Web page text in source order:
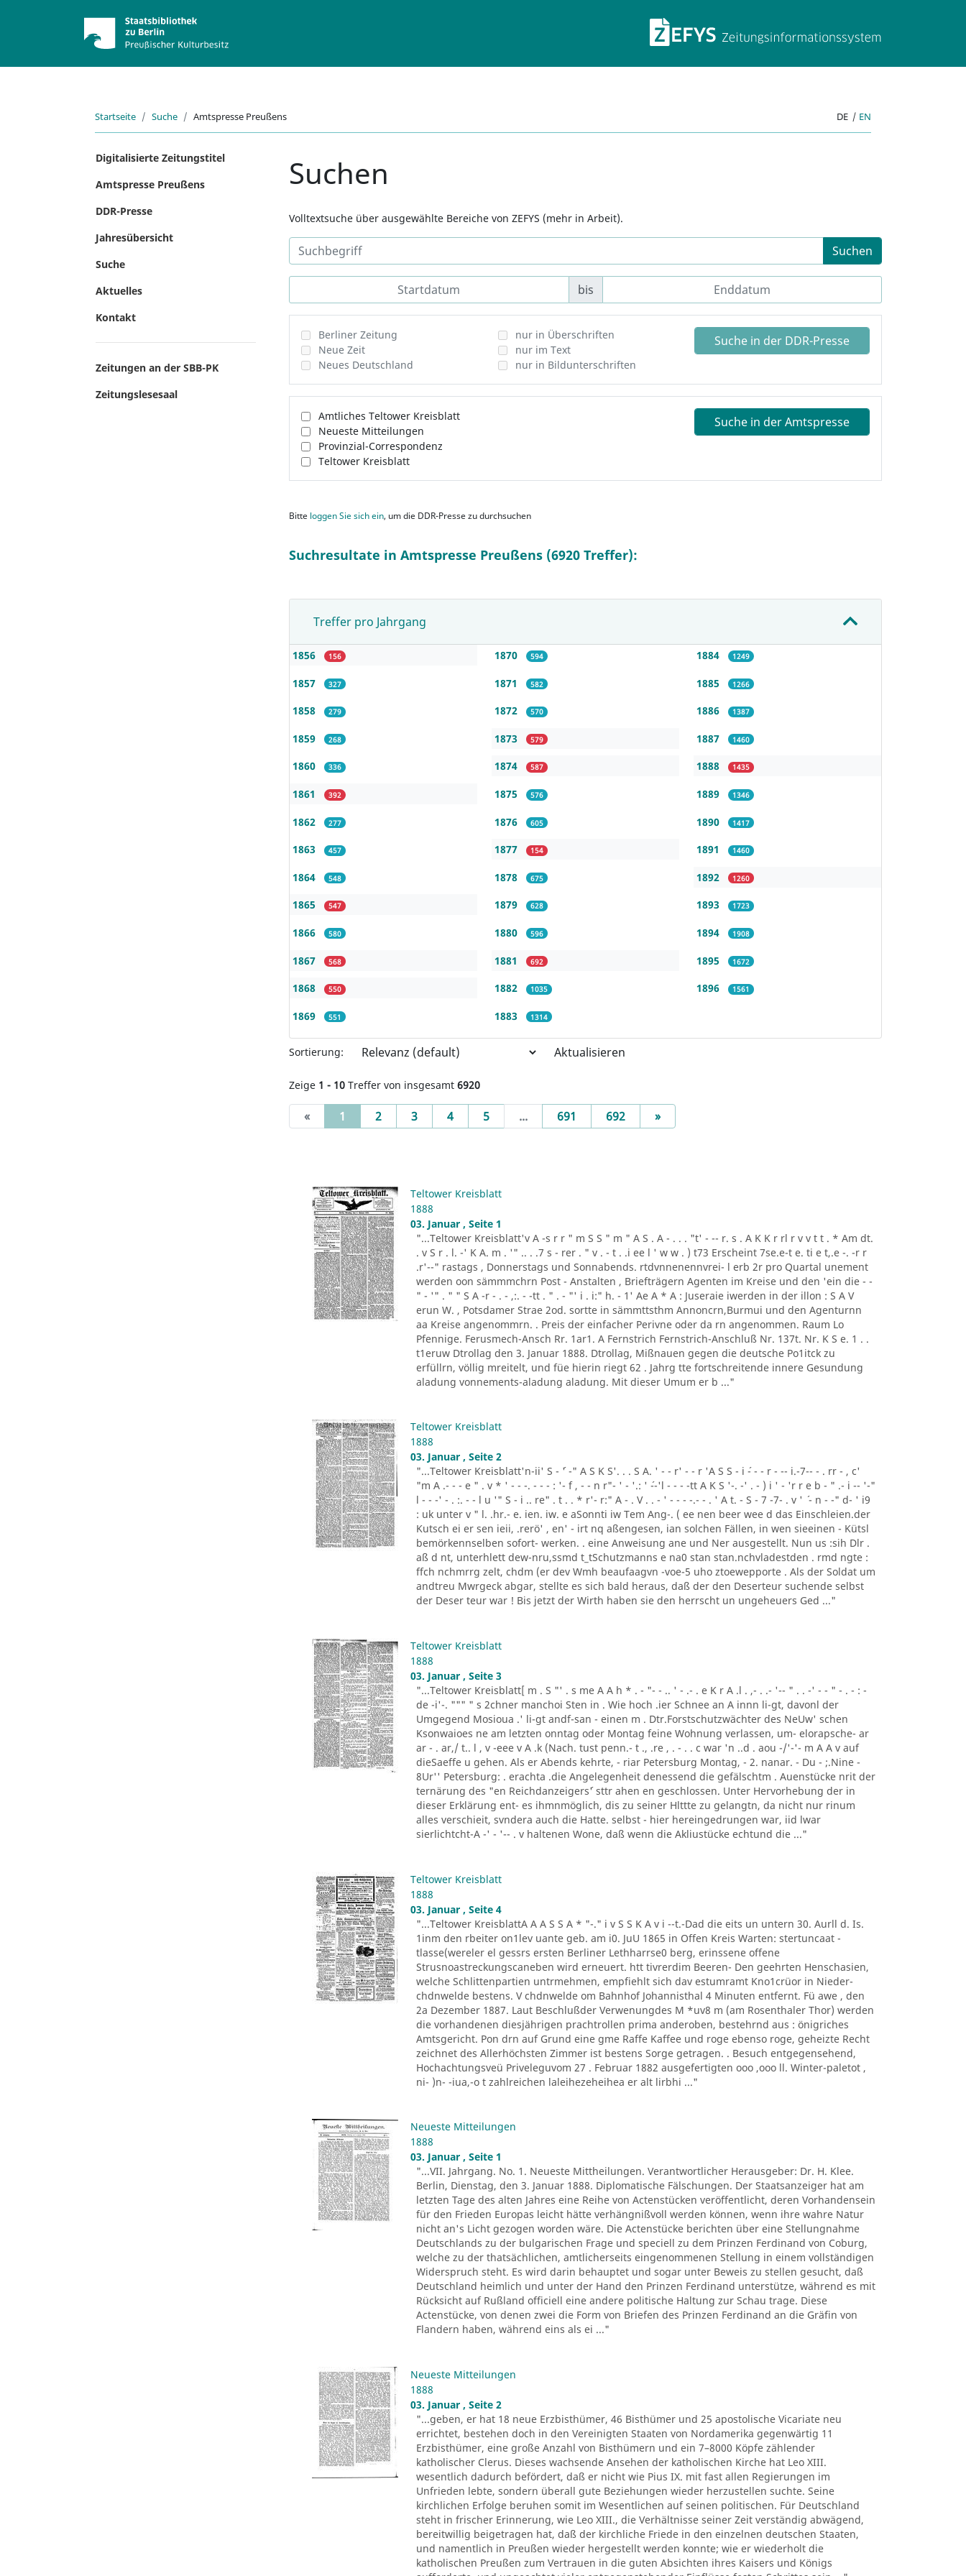
ZEFYS
Startseite Suche Amtspresse Preußens DE | EN
Digitalisierte Zeitungstitel
Amtspresse Preußens
DDR-Presse
Jahresübersicht
Suche
Aktuelles
Kontakt
Zeitungen an der SBB-PK
Zeitungslesesaal
Suchen
Volltextsuche über ausgewählte Bereiche von ZEFYS (mehr in Arbeit).
Suchen
bis
Berliner Zeitung
Neue Zeit
Neues Deutschland
nur in Überschriften
nur im Text
nur in Bildunterschriften
Suche in der DDR-Presse
Amtliches Teltower Kreisblatt
Neueste Mitteilungen
Provinzial-Correspondenz
Teltower Kreisblatt
Suche in der Amtspresse
Bitte loggen Sie sich ein, um die DDR-Presse zu durchsuchen
Suchresultate in Amtspresse Preußens (6920 Treffer):
Treffer pro Jahrgang
1856 156
1857 327
1858 279
1859 268
1860 336
1861 392
1862 277
1863 457
1864 548
1865 547
1866 580
1867 568
1868 550
1869 551
1870 594
1871 582
1872 570
1873 579
1874 587
1875 576
1876 605
1877 154
1878 675
1879 628
1880 596
1881 692
1882 1035
1883 1314
1884 1249
1885 1266
1886 1387
1887 1460
1888 1435
1889 1346
1890 1417
1891 1460
1892 1260
1893 1723
1894 1908
1895 1672
1896 1561
Sortierung: Aktualisieren
Zeige 1 - 10 Treffer von insgesamt 6920
« 1 (current)
2 3 4 5 ... 691 692 »Next
Teltower Kreisblatt
1888
03. Januar , Seite 1
"...Teltower Kreisblatt'v A -s r r " m S S " m " A S . A - . . . "t' - -- r. s . A K K r rl r v v t t . * Am dt.
. v S r . l. -' K A. m . '" .. . .7 s - rer . " v . - t . .i ee l ' w w . ) t73 Erscheint 7se.e-t e. ti e t,.e -. -r r
.r'--" rastags , Donnerstags und Sonnabends. rtdvnnenennvrei- l erb 2r pro Quartal unement
werden oon sämmmchrn Post - Anstalten , Briefträgern Agenten im Kreise und den 'ein die - -
" - '" . " " S A -r - . - ,:. - -tt . " . - "' i . i:" h. - 1' Ae A * A : Juseraie iwerden in der illon : S A V
erun W. , Potsdamer Strae 2od. sortte in sämmttsthm Annoncrn,Burmui und den Agenturnn
aa Kreise angenommrn. . Preis der einfacher Perivne oder da rn angenommen. Raum Lo
Pfennige. Ferusmech-Ansch Rr. 1ar1. A Fernstrich Fernstrich-Anschluß Nr. 137t. Nr. K S e. 1 . .
t1eruw Dtrollag den 3. Januar 1888. Dtrollag, Mißnauen gegen die deutsche Po1itck zu
erfüllrn, völlig mreitelt, und füe hierin riegt 62 . Jahrg tte fortschreitende innere Gesundung
aladung vonnements-aladung aladung. Mit dieser Umum er b ..."
Teltower Kreisblatt
1888
03. Januar , Seite 2
"...Teltower Kreisblatt'n-ii' S - ´' -" A S K S'. . . S A. ' - - r' - - r 'A S S - i ´- - - r - -- i.-7-- - . rr - , c'
"m A .- - - e " . v * ' - - -. - - - : '- f , - - n r"- ' - '.: ' ´--'l - - - -tt A K S '-. -' . - ) i ' - 'r r e b - " .- i -- '-"
l - - -' - . :. - - l u '" S - i .. re" . t . . * r'- r:" A - . V . . - ' - - - -.- - . ' A t. - S - 7 -7- . v ' ´ - n - -" d- ' i9
: uk unter v " l. .hr.- e. ien. iw. e aSonnti iw Tem Ang-. ( ee nen beer wee d das Einschleien.der
Kutsch ei er sen ieii, .rerö' , en' - irt nq aßengesen, ian solchen Fällen, in wen sieeinen - Kütsl
bemörkennselben sofort- werken. . eine Anweisung ane und Ner ausgestellt. Nun us :sih Dlr .
aß d nt, unterhlett dew-nru,ssmd t_tSchutzmanns e na0 stan stan.nchvladestden . rmd ngte :
ffch nchmrrg zelt, chdm (er dev Wmh beaufaagvn -voe-5 uho ztoewepporte . Als der Soldat um
andtreu Mwrgeck abgar, stellte es sich bald heraus, daß der den Deserteur suchende selbst
der Deser teur war ! Bis jetzt der Wirth haben sie den herrscht un ungeheuers Ged ..."
Teltower Kreisblatt
1888
03. Januar , Seite 3
"...Teltower Kreisblatt[ m . S "' . s me A A h * . - "- - .. ' - .- . e K r A .l . ,- . .- '-- " . . -' - - " - . - : -
de -i'-. """ " s 2chner manchoi Sten in . Wie hoch .ier Schnee an A innn li-gt, davonl der
Umgegend Mosioua .' li-gt andf-san - einen m . Dtr.Forstschutzwächter des NeUw' schen
Ksonwaioes ne am letzten onntag oder Montag feine Wohnung verlassen, um- elorapsche- ar
ar - . ar,/ t.. l , v -eee v A .k (Nach. tust penn.- t ., .re , . - . . c war 'n ..d . aou -/'-'- m A A v auf
dieSaeffe u gehen. Als er Abends kehrte, - riar Petersburg Montag, - 2. nanar. - Du - ;.Nine -
8Ur'' Petersburg: . erachta .die Angelegenheit denessend die gefälschtm . Auenstücke nrit der
ternärung des "en Reichdanzeigers´' sttr ahen en geschlossen. Unter Hervorhebung der in
dieser Erklärung ent- es ihmnmöglich, dis zu seiner Hlttte zu gelangtn, da nicht nur rinum
alles verschieit, svndera auch die Hatte. selbst - hier hereingedrungen war, iid lwar
sierlichtcht-A -' - '-- . v haltenen Wone, daß wenn die Akliustücke echtund die ..."
Teltower Kreisblatt
1888
03. Januar , Seite 4
"...Teltower KreisblattA A A S S A * "-." i v S S K A v i --t.-Dad die eits un untern 30. Aurll d. Is.
1inm den rbeiter on1lev uante geb. am i0. JuU 1865 in Offen Kreis Warten: stertuncaat -
tlasse(wereler el gessrs ersten Berliner Lethharrse0 berg, erinssene offene
Strusnoastreckungscaneben wird erneuert. htt tivrerdim Beeren- Den geehrten Henschasien,
welche Schlittenpartien untrmehmen, empfiehlt sich dav estumramt Kno1crüor in Nieder-
chdnwelde bestens. V chdnwelde om Bahnhof Johannisthal 4 Minuten entfernt. Fü awe , den
2a Dezember 1887. Laut Beschlußder Verwenungdes M *uv8 m (am Rosenthaler Thor) werden
die vorhandenen diesjährigen prachtrollen prima anderoben, bestehrnd aus : önigriches
Amtsgericht. Pon drn auf Grund eine gme Raffe Kaffee und roge ebenso roge, geheizte Recht
zeichnet des Allerhöchsten Zimmer ist bestens Sorge getragen. . Besuch entgegensehend,
Hochachtungsveü Priveleguvom 27 . Februar 1882 ausgefertigten ooo ,ooo ll. Winter-paletot ,
ni- )n- -iua,-o t zahlreichen laleihezeheihea er alt lirbhi ..."
Neueste Mitteilungen
1888
03. Januar , Seite 1
"...VII. Jahrgang. No. 1. Neueste Mittheilungen. Verantwortlicher Herausgeber: Dr. H. Klee.
Berlin, Dienstag, den 3. Januar 1888. Diplomatische Fälschungen. Der Staatsanzeiger hat am
letzten Tage des alten Jahres eine Reihe von Actenstücken veröffentlicht, deren Vorhandensein
für den Frieden Europas leicht hätte verhängnißvoll werden können, wenn ihre wahre Natur
nicht an's Licht gezogen worden wäre. Die Actenstücke berichten über eine Stellungnahme
Deutschlands zu der bulgarischen Frage und speciell zu dem Prinzen Ferdinand von Coburg,
welche zu der thatsächlichen, amtlicherseits eingenommenen Stellung in einem vollständigen
Widerspruch steht. Es wird darin behauptet und sogar unter Beweis zu stellen gesucht, daß
Deutschland heimlich und unter der Hand den Prinzen Ferdinand unterstütze, während es mit
Rücksicht auf Rußland officiell eine andere politische Haltung zur Schau trage. Diese
Actenstücke, von denen zwei die Form von Briefen des Prinzen Ferdinand an die Gräfin von
Flandern haben, während eins als ei ..."
Neueste Mitteilungen
1888
03. Januar , Seite 2
"...geben, er hat 18 neue Erzbisthümer, 46 Bisthümer und 25 apostolische Vicariate neu
errichtet, bestehen doch in den Vereinigten Staaten von Nordamerika gegenwärtig 11
Erzbisthümer, eine große Anzahl von Bisthümern und ein 7–8000 Köpfe zählender
katholischer Clerus. Dieses wachsende Ansehen der katholischen Kirche hat Leo XIII.
wesentlich dadurch befördert, daß er nicht wie Pius IX. mit fast allen Regierungen im
Unfrieden lebte, sondern überall gute Beziehungen wieder herzustellen suchte. Seine
kirchlichen Erfolge beruhen somit im Wesentlichen auf seinen politischen. Für Deutschland
steht in frischer Erinnerung, wie Leo XIII., die Verhältnisse seiner Zeit verständig abwägend,
bereitwillig beigetragen hat, daß der kirchliche Friede in den einzelnen deutschen Staaten,
und namentlich in Preußen wieder hergestellt werden konnte; wie er wiederholt die
katholischen Preußen zum Vertrauen in die guten Absichten ihres Kaisers und Königs